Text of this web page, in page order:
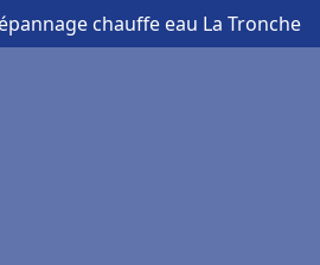
chauffe eau La Tronche